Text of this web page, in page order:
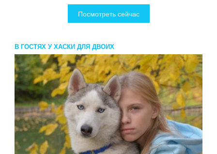
Посмотреть сейчас
В ГОСТЯХ У ХАСКИ ДЛЯ ДВОИХ